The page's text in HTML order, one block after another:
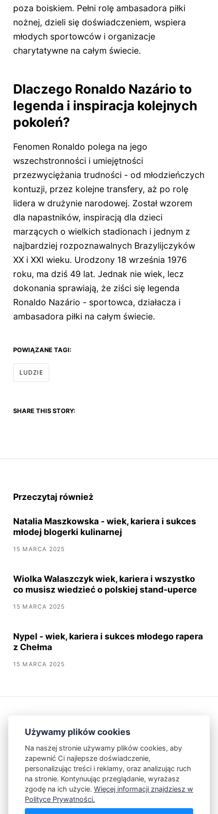
poza boiskiem. Pełni rolę ambasadora piłki
nożnej, dzieli się doświadczeniem, wspiera
młodych sportowców i organizacje
charytatywne na całym świecie.
Dlaczego Ronaldo Nazário to
legenda i inspiracja kolejnych
pokoleń?
Fenomen Ronaldo polega na jego
wszechstronności i umiejętności
przezwyciężania trudności - od młodzieńczych
kontuzji, przez kolejne transfery, aż po rolę
lidera w drużynie narodowej. Został wzorem
dla napastników, inspiracją dla dzieci
marzących o wielkich stadionach i jednym z
najbardziej rozpoznawalnych Brazylijczyków
XX i XXI wieku. Urodzony 18 września 1976
roku, ma dziś 49 lat. Jednak nie wiek, lecz
dokonania sprawiają, że ziści się legenda
Ronaldo Nazário - sportowca, działacza i
ambasadora piłki na całym świecie.
POWIĄZANE TAGI:
LUDZIE
SHARE THIS STORY:
Przeczytaj również
Natalia Maszkowska - wiek, kariera i sukces
młodej blogerki kulinarnej
15 MARCA 2025
Wiolka Walaszczyk wiek, kariera i wszystko
co musisz wiedzieć o polskiej stand-uperce
15 MARCA 2025
Nypel - wiek, kariera i sukces młodego rapera
z Chełma
15 MARCA 2025
Kontakt Polityka Prywatności
Powered by Publii
Używamy plików cookies
Na naszej stronie używamy plików cookies, aby
zapewnić Ci najlepsze doświadczenie,
personalizując treści i reklamy, oraz analizując ruch
na stronie. Kontynuując przeglądanie, wyrażasz
zgodę na ich użycie. Więcej informacji znajdziesz w
Polityce Prywatności.